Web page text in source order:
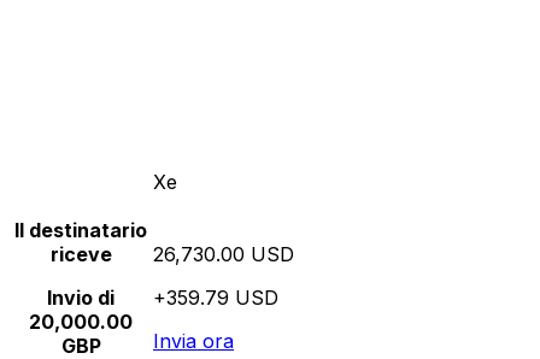
Xe
Il destinatario
riceve
Invio di
20,000.00
GBP
26,730.00 USD
+359.79 USD
Invia ora